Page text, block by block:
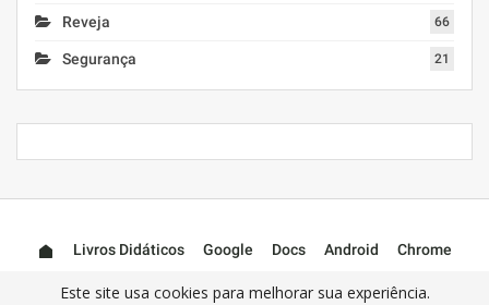
Reveja 66
Segurança 21
Livros Didáticos Google Docs Android
Chrome
Este site usa cookies para melhorar sua experiência.